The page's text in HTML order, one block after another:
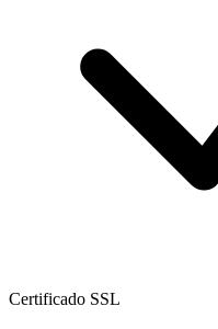
Certificado SSL